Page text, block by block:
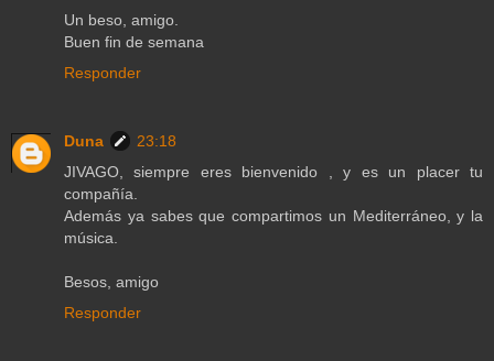
Un beso, amigo.
Buen fin de semana
Responder
Duna
23:18
JIVAGO, siempre eres bienvenido , y es un placer tu
compañía.
Además ya sabes que compartimos un Mediterráneo, y la
música.
Besos, amigo
Responder